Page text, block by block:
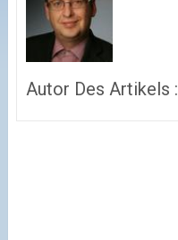
Autor Des Artikels :